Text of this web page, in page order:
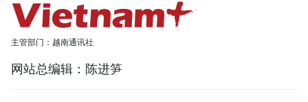
主管部门：越南通讯社
网站总编辑：陈进笋